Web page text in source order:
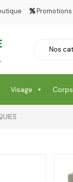
Promotions
Visage Corps